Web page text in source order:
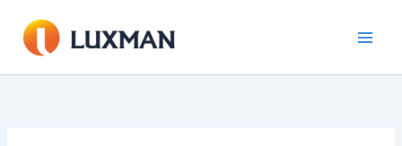
contenido